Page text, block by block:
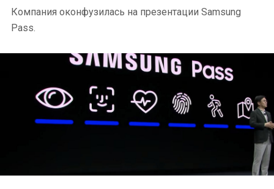
Компания оконфузилась на презентации Samsung
Pass.